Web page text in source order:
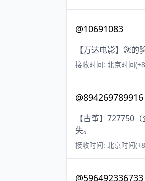
@10691083
【万达电影】您
接收时间: 北京时间
@894269789916
【古筝】727750
失。
接收时间: 北京时间
@596492336733